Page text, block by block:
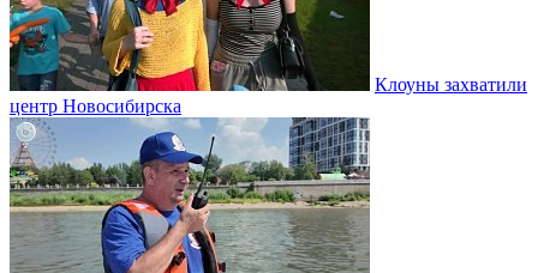
Клоуны захватили
центр Новосибирска